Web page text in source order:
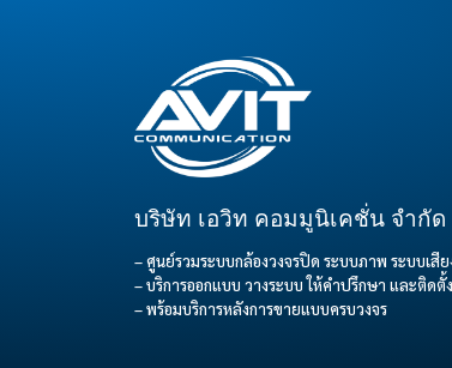
บริษัท เอวิท คอมมูนิเคชั่น จำกัด
– ศูนย์รวมระบบกล้องวงจรปิด ระบบภาพ ระบบเสี
– บริการออกแบบ วางระบบ ให้คำปรึกษา และติดตั้ง
– พร้อมบริการหลังการขายแบบครบวงจร